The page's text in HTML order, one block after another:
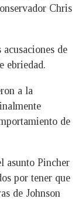
Chris
de
ebriedad.
a la
de
asunto Pincher
por tener que
de Johnson